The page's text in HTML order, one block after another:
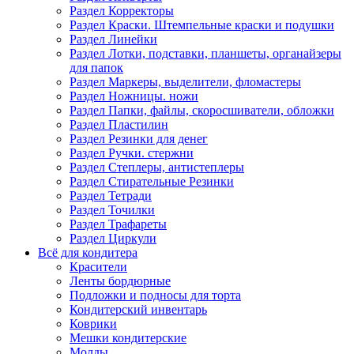
Раздел Корректоры
Раздел Краски. Штемпельные краски и подушки
Раздел Линейки
Раздел Лотки, подставки, планшеты, органайзеры
для папок
Раздел Маркеры, выделители, фломастеры
Раздел Ножницы. ножи
Раздел Папки, файлы, скоросшиватели, обложки
Раздел Пластилин
Раздел Резинки для денег
Раздел Ручки. стержни
Раздел Степлеры, антистеплеры
Раздел Стирательные Резинки
Раздел Тетради
Раздел Точилки
Раздел Трафареты
Раздел Циркули
Всё для кондитера
Красители
Ленты бордюрные
Подложки и подносы для торта
Кондитерский инвентарь
Коврики
Мешки кондитерские